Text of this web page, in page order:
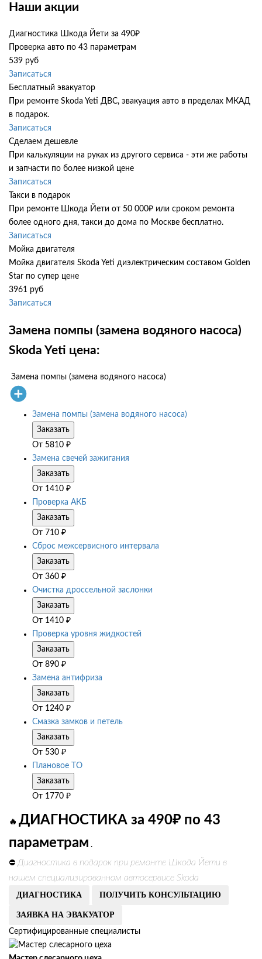
Наши акции
Диагностика Шкода Йети за 490₽
Проверка авто по 43 параметрам
539 руб
Записаться
Бесплатный эвакуатор
При ремонте Skoda Yeti ДВС, эвакуация авто в пределах МКАД
в подарок.
Записаться
Сделаем дешевле
При калькуляции на руках из другого сервиса - эти же работы
и запчасти по более низкой цене
Записаться
Такси в подарок
При ремонте Шкода Йети от 50 000₽ или сроком ремонта
более одного дня, такси до дома по Москве бесплатно.
Записаться
Мойка двигателя
Мойка двигателя Skoda Yeti диэлектрическим составом Golden
Star по супер цене
3961 руб
Записаться
Замена помпы (замена водяного насоса)
Skoda Yeti цена:
Замена помпы (замена водяного насоса)
Замена помпы (замена водяного насоса)
Заказать
От 5810 ₽
Замена свечей зажигания
Заказать
От 1410 ₽
Проверка АКБ
Заказать
От 710 ₽
Сброс межсервисного интервала
Заказать
От 360 ₽
Очистка дроссельной заслонки
Заказать
От 1410 ₽
Проверка уровня жидкостей
Заказать
От 890 ₽
Замена антифриза
Заказать
От 1240 ₽
Смазка замков и петель
Заказать
От 530 ₽
Плановое ТО
Заказать
От 1770 ₽
🔥 ДИАГНОСТИКА за 490₽ по 43
параметрам .
⛔ Диагностика в подарок при ремонте Шкода Йети в
нашем специализированном автосервисе Skoda
ДИАГНОСТИКА ПОЛУЧИТЬ КОНСУЛЬТАЦИЮ
ЗАЯВКА НА ЭВАКУАТОР
Сертифицированные специалисты